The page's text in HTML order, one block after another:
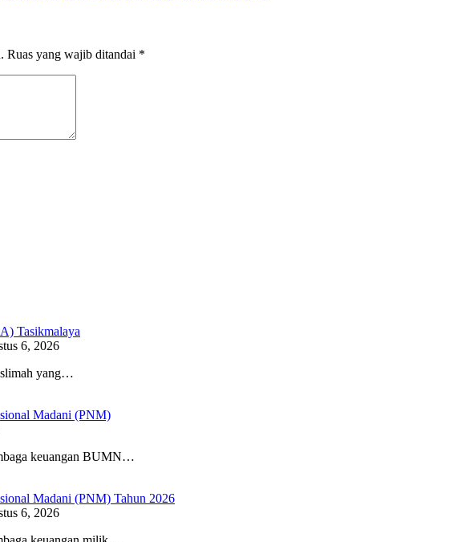
Ruas yang wajib ditandai *
Tasikmalaya
6, 2026
yang…
Madani (PNM)
keuangan BUMN…
Madani (PNM) Tahun 2026
6, 2026